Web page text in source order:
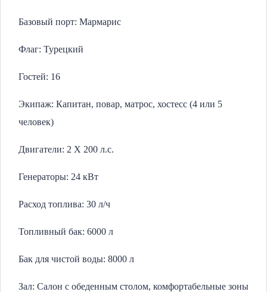
Базовый порт: Мармарис
Флаг: Турецкий
Гостей: 16
Экипаж: Капитан, повар, матрос, хостесс (4 или 5
человек)
Двигатели: 2 X 200 л.с.
Генераторы: 24 кВт
Расход топлива: 30 л/ч
Топливный бак: 6000 л
Бак для чистой воды: 8000 л
Зал: Салон с обеденным столом, комфортабельные зоны